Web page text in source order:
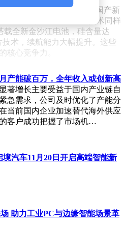
用M10发光材料，并引入国产新
于行业领先水平。电池技术同样
载全新金沙江电池，硅含量达
术，续航能力大幅提升。这些
核心竞争力。
产能破百万，全年收入或创新高
著增长主要受益于国内产业链自
急需求，公司及时优化了产能分
当前国内企业加速替代海外供应
客户成功把握了市场机…
汽车11月20日开启高端智能新
助力工业PC与边缘智能场景革